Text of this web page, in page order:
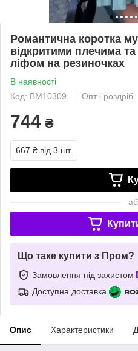
Романтична коротка
відкритими плечима
ліфом на резиночках
В наявності
Код: ВМ10309
Опт і роздріб
744 ₴
667 ₴ від 3 шт.
Що таке купити з Пром?
Замовлення під захистом
Доступна доставка
Опис Характеристики